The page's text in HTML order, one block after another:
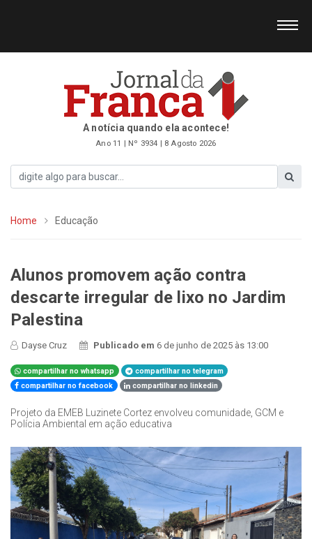
A notícia quando ela acontece!
Ano 11 | Nº 3934 | 8 Agosto 2026
Home Educação
Alunos promovem ação contra
descarte irregular de lixo no Jardim
Palestina
Dayse Cruz Publicado em6 de junho de 2025 às 13:00
compartilhar no whatsapp
compartilhar no telegram
compartilhar no facebook
compartilhar no linkedin
Projeto da EMEB Luzinete Cortez envolveu comunidade, GCM e
Polícia Ambiental em ação educativa